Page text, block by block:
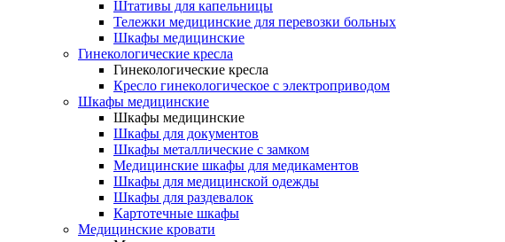
Штативы для капельницы
Тележки медицинские для перевозки больных
Шкафы медицинские
Гинекологические кресла
Гинекологические кресла
Кресло гинекологическое с электроприводом
Шкафы медицинские
Шкафы медицинские
Шкафы для документов
Шкафы металлические с замком
Медицинские шкафы для медикаментов
Шкафы для медицинской одежды
Шкафы для раздевалок
Картотечные шкафы
Медицинские кровати